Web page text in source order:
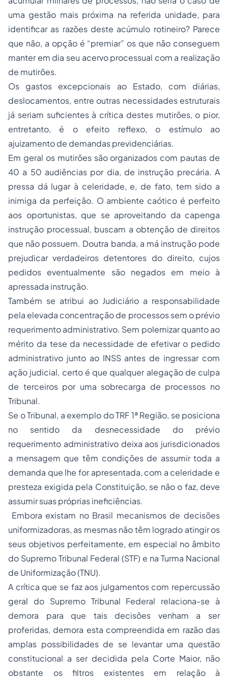
uma gestão mais próxima na referida unidade, para
identificar as razões deste acúmulo rotineiro? Parece
que não, a opção é “premiar” os que não conseguem
manter em dia seu acervo processual com a realização
de mutirões.
Os gastos excepcionais ao Estado, com diárias,
deslocamentos, entre outras necessidades estruturais
já seriam suficientes à crítica destes mutirões, o pior,
entretanto, é o efeito reflexo, o estímulo ao
ajuizamento de demandas previdenciárias.
Em geral os mutirões são organizados com pautas de
40 a 50 audiências por dia, de instrução precária. A
pressa dá lugar à celeridade, e, de fato, tem sido a
inimiga da perfeição. O ambiente caótico é perfeito
aos oportunistas, que se aproveitando da capenga
instrução processual, buscam a obtenção de direitos
que não possuem. Doutra banda, a má instrução pode
prejudicar verdadeiros detentores do direito, cujos
pedidos eventualmente são negados em meio à
apressada instrução.
Também se atribui ao Judiciário a responsabilidade
pela elevada concentração de processos sem o prévio
requerimento administrativo. Sem polemizar quanto ao
mérito da tese da necessidade de efetivar o pedido
administrativo junto ao INSS antes de ingressar com
ação judicial, certo é que qualquer alegação de culpa
de terceiros por uma sobrecarga de processos no
Tribunal.
Se o Tribunal, a exemplo do TRF 1ª Região, se posiciona
no sentido da desnecessidade do prévio
requerimento administrativo deixa aos jurisdicionados
a mensagem que têm condições de assumir toda a
demanda que lhe for apresentada, com a celeridade e
presteza exigida pela Constituição, se não o faz, deve
assumir suas próprias ineficiências.
Embora existam no Brasil mecanismos de decisões
uniformizadoras, as mesmas não têm logrado atingir os
seus objetivos perfeitamente, em especial no âmbito
do Supremo Tribunal Federal (STF) e na Turma Nacional
de Uniformização (TNU).
A crítica que se faz aos julgamentos com repercussão
geral do Supremo Tribunal Federal relaciona-se à
demora para que tais decisões venham a ser
proferidas, demora esta compreendida em razão das
amplas possibilidades de se levantar uma questão
constitucional a ser decidida pela Corte Maior, não
obstante os filtros existentes em relação à